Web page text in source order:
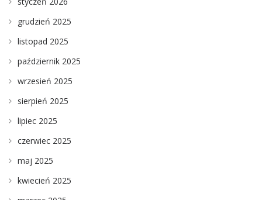
grudzień 2025
listopad 2025
październik 2025
wrzesień 2025
sierpień 2025
lipiec 2025
czerwiec 2025
maj 2025
kwiecień 2025